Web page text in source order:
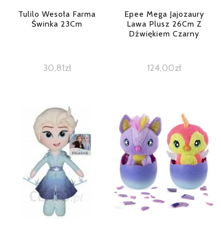
Tulilo Wesoła Farma
Świnka 23Cm
30,81zł
Epee Mega Jajozaury
Lawa Plusz 26Cm Z
Dźwiękiem Czarny
124,00zł